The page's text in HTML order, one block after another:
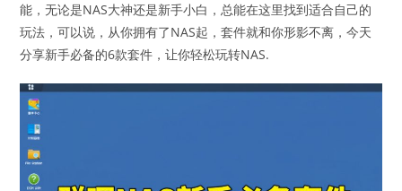
能，无论是NAS大神还是新手小白，总能在这里找到适合自己的
玩法，可以说，从你拥有了NAS起，套件就和你形影不离，今天
分享新手必备的6款套件，让你轻松玩转NAS.